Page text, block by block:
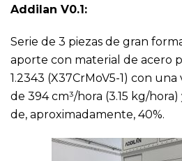
Addilan V0.1:
Serie de 3 piezas de gran
aporte con material de acero
1.2343 (X37CrMoV5-1) con
de 394 cm³/hora (3.15 kg/
de, aproximadamente, 40%.